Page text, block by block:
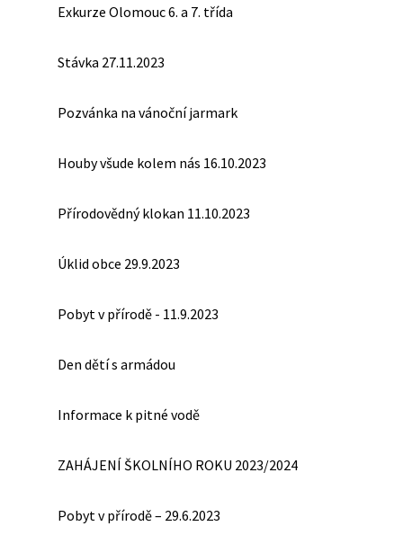
Exkurze Olomouc 6. a 7. třída
Stávka 27.11.2023
Pozvánka na vánoční jarmark
Houby všude kolem nás 16.10.2023
Přírodovědný klokan 11.10.2023
Úklid obce 29.9.2023
Pobyt v přírodě - 11.9.2023
Den dětí s armádou
Informace k pitné vodě
ZAHÁJENÍ ŠKOLNÍHO ROKU 2023/2024
Pobyt v přírodě – 29.6.2023